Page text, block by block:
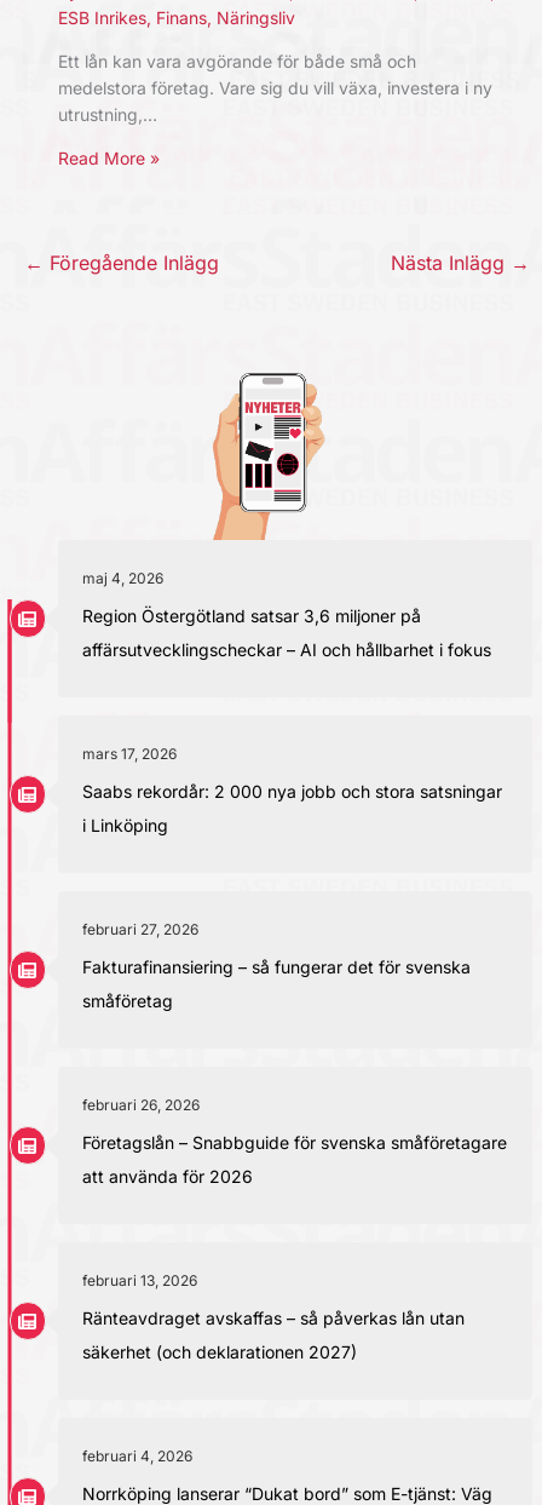
ESB Inrikes, Finans, Näringsliv
Ett lån kan vara avgörande för både små och
medelstora företag. Vare sig du vill växa, investera i ny
utrustning,…
Read More »
← Föregående Inlägg Nästa Inlägg →
maj 4, 2026
Region Östergötland satsar 3,6 miljoner på
affärsutvecklingscheckar – AI och hållbarhet i fokus
mars 17, 2026
Saabs rekordår: 2 000 nya jobb och stora satsningar
i Linköping
februari 27, 2026
Fakturafinansiering – så fungerar det för svenska
småföretag
februari 26, 2026
Företagslån – Snabbguide för svenska småföretagare
att använda för 2026
februari 13, 2026
Ränteavdraget avskaffas – så påverkas lån utan
säkerhet (och deklarationen 2027)
februari 4, 2026
Norrköping lanserar “Dukat bord” som E-tjänst: Väg